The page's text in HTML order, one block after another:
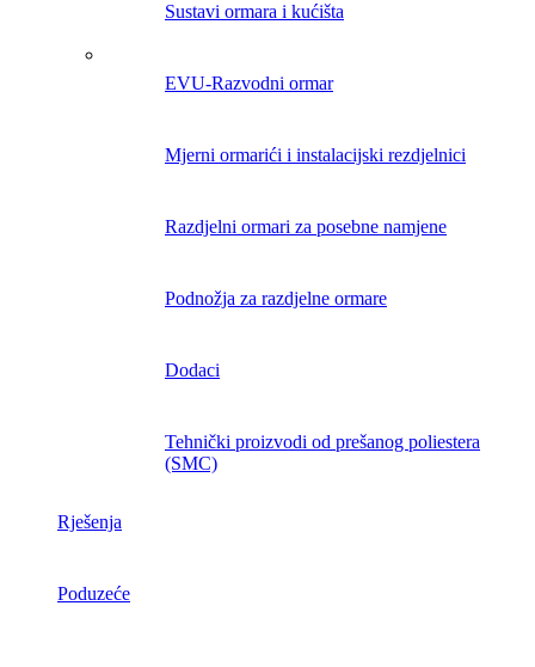
Sustavi ormara i kućišta
EVU-Razvodni ormar
Mjerni ormarići i instalacijski rezdjelnici
Razdjelni ormari za posebne namjene
Podnožja za razdjelne ormare
Dodaci
Tehnički proizvodi od prešanog poliestera
(SMC)
Rješenja
Poduzeće